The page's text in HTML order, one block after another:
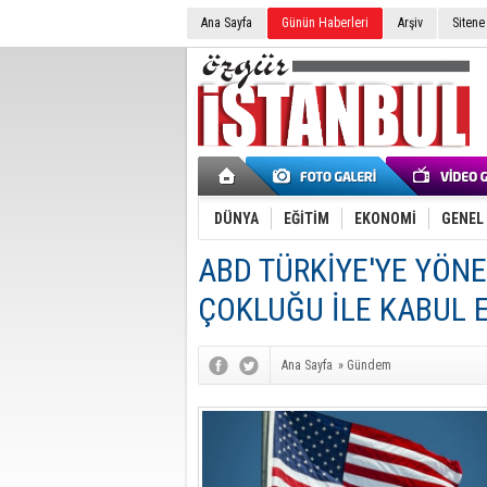
Ana Sayfa Günün Haberleri Arşiv
DÜNYA EĞİTİM EKONOMİ GENEL
ABD TÜRKİYE'YE
ÇOKLUĞU İLE KABUL
Ana Sayfa » Gündem